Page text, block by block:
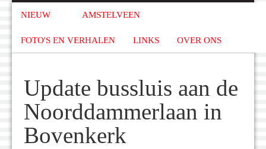
NIEUW AMSTELVEEN
FOTO'S EN VERHALEN LINKS OVER ONS
Update bussluis aan de
Noorddammerlaan in
Bovenkerk